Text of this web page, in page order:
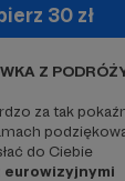
30 zł
Z
za tak
do Ciebie